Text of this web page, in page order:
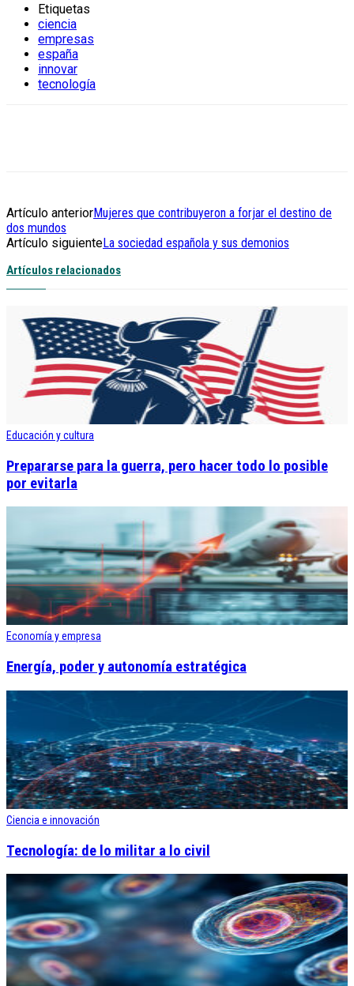
Etiquetas
ciencia
empresas
españa
innovar
tecnología
Artículo anteriorMujeres que contribuyeron a forjar el destino de
dos mundos
Artículo siguienteLa sociedad española y sus demonios
Artículos relacionados
Educación y cultura
Prepararse para la guerra, pero hacer todo lo posible
por evitarla
Economía y empresa
Energía, poder y autonomía estratégica
Ciencia e innovación
Tecnología: de lo militar a lo civil